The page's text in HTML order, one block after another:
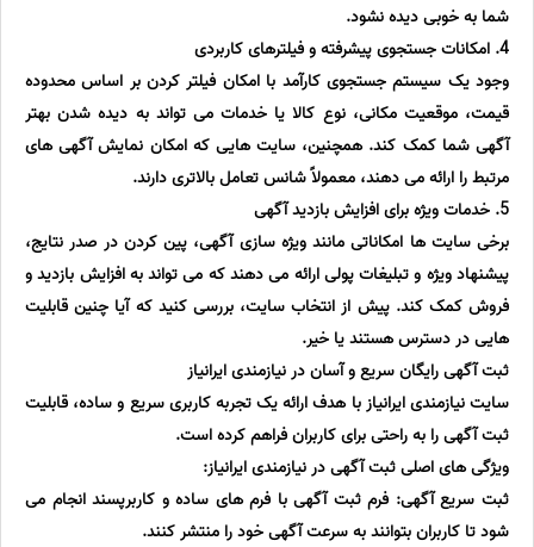
شما به خوبی دیده نشود.
4. امکانات جستجوی پیشرفته و فیلترهای کاربردی
وجود یک سیستم جستجوی کارآمد با امکان فیلتر کردن بر اساس محدوده
قیمت، موقعیت مکانی، نوع کالا یا خدمات می تواند به دیده شدن بهتر
آگهی شما کمک کند. همچنین، سایت هایی که امکان نمایش آگهی های
مرتبط را ارائه می دهند، معمولاً شانس تعامل بالاتری دارند.
5. خدمات ویژه برای افزایش بازدید آگهی
برخی سایت ها امکاناتی مانند ویژه سازی آگهی، پین کردن در صدر نتایج،
پیشنهاد ویژه و تبلیغات پولی ارائه می دهند که می تواند به افزایش بازدید و
فروش کمک کند. پیش از انتخاب سایت، بررسی کنید که آیا چنین قابلیت
هایی در دسترس هستند یا خیر.
ثبت آگهی رایگان سریع و آسان در نیازمندی ایرانیاز
سایت نیازمندی ایرانیاز با هدف ارائه یک تجربه کاربری سریع و ساده، قابلیت
ثبت آگهی را به راحتی برای کاربران فراهم کرده است.
ویژگی های اصلی ثبت آگهی در نیازمندی ایرانیاز:
ثبت سریع آگهی: فرم ثبت آگهی با فرم های ساده و کاربرپسند انجام می
شود تا کاربران بتوانند به سرعت آگهی خود را منتشر کنند.